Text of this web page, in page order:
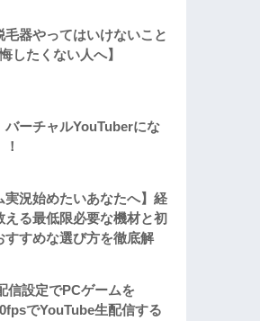
毛器やってはいけないこと
したくない人へ】
バーチャルYouTuberにな
実況始めたいあなたへ】経
える最低限必要な機材と初
すすめな選び方を徹底解
信設定でPCゲームを
でYouTube生配信する